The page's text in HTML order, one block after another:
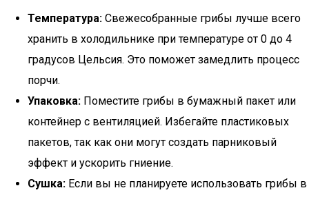
Температура: Свежесобранные грибы лучше всего
хранить в холодильнике при температуре от 0 до 4
градусов Цельсия. Это поможет замедлить процесс
порчи.
Упаковка: Поместите грибы в бумажный пакет или
контейнер с вентиляцией. Избегайте пластиковых
пакетов, так как они могут создать парниковый
эффект и ускорить гниение.
Сушка: Если вы не планируете использовать грибы в